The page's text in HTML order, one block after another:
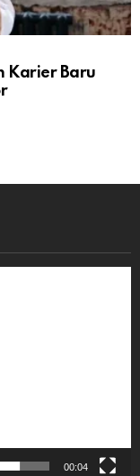
Karier Baru
00:04